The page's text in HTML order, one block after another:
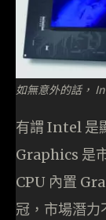
如無意外的話，
有謂 Intel 是
Graphics 是
CPU 內置
冠，市場潛力